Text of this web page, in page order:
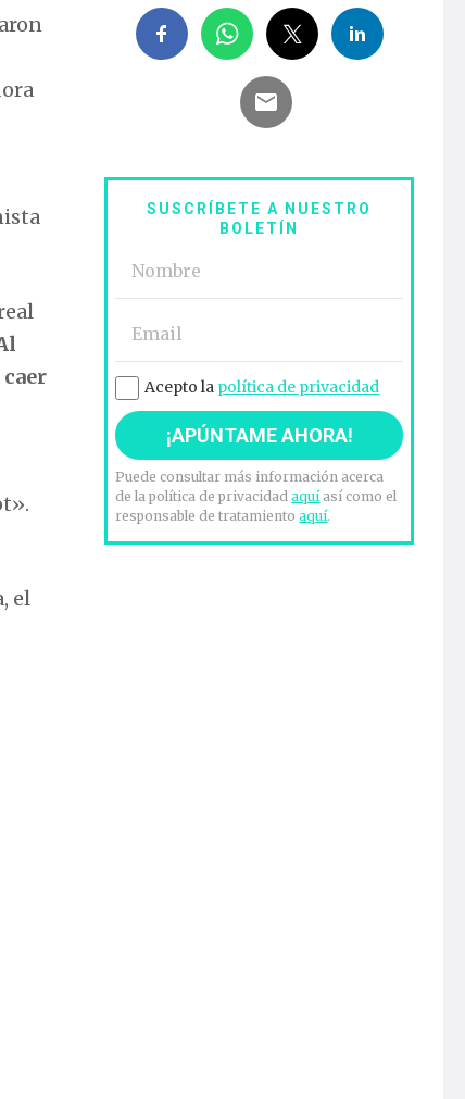
el
SUSCRÍBETE A NUESTRO
BOLETÍN
Acepto la política de privacidad
Puede consultar más información acerca
de la política de privacidadaquíasí como el
responsable de tratamientoaquí.